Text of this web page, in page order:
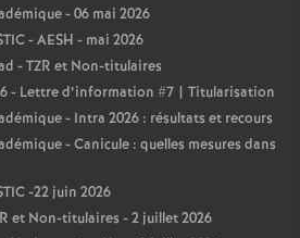
- 06 mai 2026
- AESH - mai 2026
- TZR et Non-titulaires
- Lettre d’information #7 | Titularisation
- Intra 2026 : résultats et recours
- Canicule : quelles mesures dans
-22 juin 2026
et Non-titulaires - 2 juillet 2026